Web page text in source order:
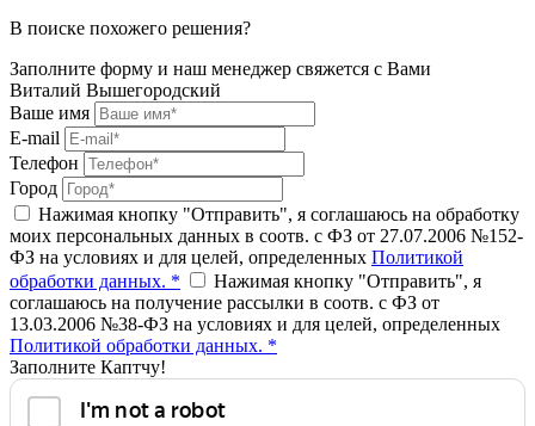
В поиске похожего решения?
Заполните форму и наш менеджер свяжется с Вами
Виталий Вышегородский
Ваше имя
E-mail
Телефон
Город
Нажимая кнопку "Отправить", я соглашаюсь на обработку
моих персональных данных в соотв. с ФЗ от 27.07.2006 №152-
ФЗ на условиях и для целей, определенных Политикой
обработки данных. *
Нажимая кнопку "Отправить", я
соглашаюсь на получение рассылки в соотв. с ФЗ от
13.03.2006 №38-ФЗ на условиях и для целей, определенных
Политикой обработки данных. *
Заполните Каптчу!